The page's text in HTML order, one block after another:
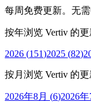
每周免费更新。无
按年浏览 Vertiv 的
2026 (151)2025 (82)
按月浏览 Vertiv 的
2026年8月 (6)2026年